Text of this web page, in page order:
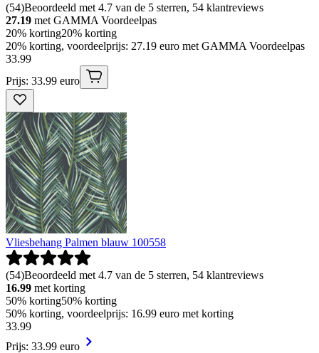
(54)Beoordeeld met 4.7 van de 5 sterren, 54 klantreviews
27.19 met GAMMA Voordeelpas
20% korting20% korting
20% korting, voordeelprijs: 27.19 euro met GAMMA Voordeelpas
33.99
Prijs: 33.99 euro
Vliesbehang Palmen blauw 100558
(54)Beoordeeld met 4.7 van de 5 sterren, 54 klantreviews
16.99 met korting
50% korting50% korting
50% korting, voordeelprijs: 16.99 euro met korting
33.99
Prijs: 33.99 euro